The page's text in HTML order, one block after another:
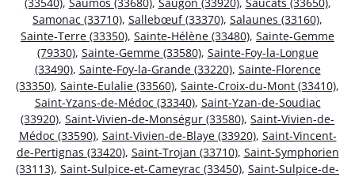
Samonac (33710), Sallebœuf (33370), Salaunes (33160),
Sainte-Terre (33350), Sainte-Hélène (33480), Sainte-Gemme
(79330), Sainte-Gemme (33580), Sainte-Foy-la-Longue
(33490), Sainte-Foy-la-Grande (33220), Sainte-Florence
(33350), Sainte-Eulalie (33560), Sainte-Croix-du-Mont (33410),
Saint-Yzans-de-Médoc (33340), Saint-Yzan-de-Soudiac
(33920), Saint-Vivien-de-Monségur (33580), Saint-Vivien-de-
Médoc (33590), Saint-Vivien-de-Blaye (33920), Saint-Vincent-
de-Pertignas (33420), Saint-Trojan (33710), Saint-Symphorien
(33113), Saint-Sulpice-et-Cameyrac (33450), Saint-Sulpice-de-